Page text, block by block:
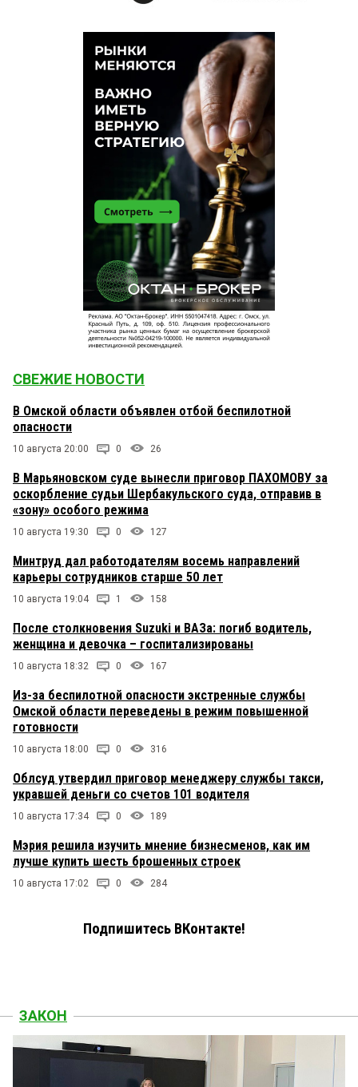
СВЕЖИЕ НОВОСТИ
В Омской области объявлен отбой беспилотной
опасности
10 августа 20:00 0 26
В Марьяновском суде вынесли приговор ПАХОМОВУ за
оскорбление судьи Шербакульского суда, отправив в
«зону» особого режима
10 августа 19:30 0 127
Минтруд дал работодателям восемь направлений
карьеры сотрудников старше 50 лет
10 августа 19:04 1 158
После столкновения Suzuki и ВАЗа: погиб водитель,
женщина и девочка – госпитализированы
10 августа 18:32 0 167
Из-за беспилотной опасности экстренные службы
Омской области переведены в режим повышенной
готовности
10 августа 18:00 0 316
Облсуд утвердил приговор менеджеру службы такси,
укравшей деньги со счетов 101 водителя
10 августа 17:34 0 189
Мэрия решила изучить мнение бизнесменов, как им
лучше купить шесть брошенных строек
10 августа 17:02 0 284
Подпишитесь ВКонтакте!
ЗАКОН